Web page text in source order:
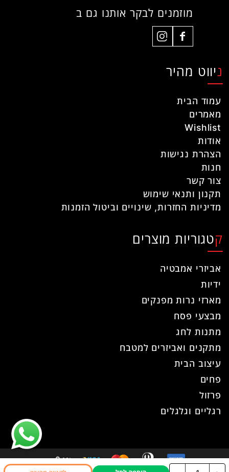
מוזמנים לבקר אותנו גם ב
ניווט מהיר
עמוד הבית
מאמרים
Wishlist
אודות
הצהרת נגישות
חנות
צור קשר
תקנון ותנאי שימוש
מדיניות החזרות, שינויים וביטול הזמנות
קטגוריות מוצרים
אביזרי אמבטיה
ידיות
מארזי נרות מפנקים
מבצעי פסח
מתנות לחג
מתקנים ואביזרים למטבח
עיצוב הבית
פחים
פרזול
רגליים וגלגלים
כמות